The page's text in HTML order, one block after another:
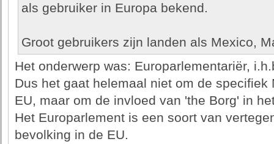
als gebruiker in Europa bekend.
Groot gebruikers zijn landen als Mexico,
Het onderwerp was: Europarlementariër,
Dus het gaat helemaal niet om de specifiek
EU, maar om de invloed van 'the Borg' in
Het Europarlement is een soort van
bevolking in de EU.